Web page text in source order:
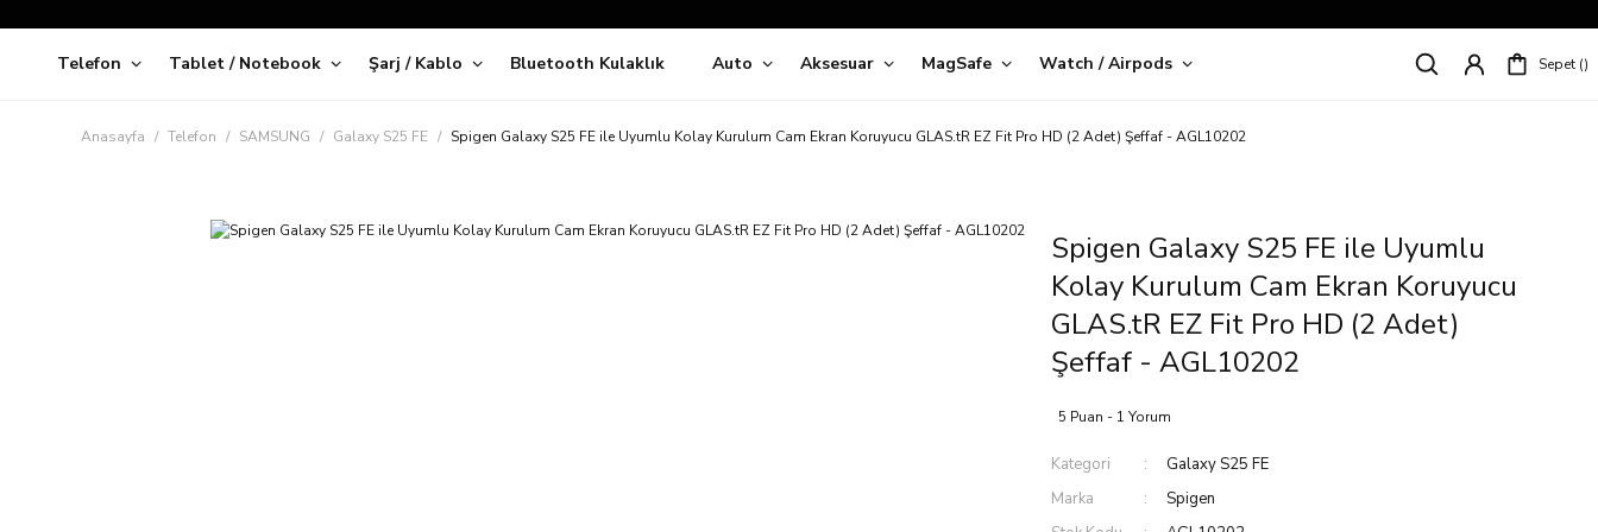
Siparişleriniz
5 İş Günü İçerisinde Kargoda!
Kapıda Ödeme Kolaylığı, Kredi Kartı ile Taksitli Hızlı ve Güvenli Alışveriş!
Süper İndirimli Fiyatlar
Telefon Tablet / Notebook Şarj / Kablo Bluetooth Kulaklık Auto Aksesuar MagSafe Watch / Airpods Sepet
Anasayfa Telefon SAMSUNG Galaxy S25 FE Spigen Galaxy S25 FE ile Uyumlu Kolay Kurulum Cam Ekran Koruyucu GLAS.tR EZ Fit Pro HD (2 Adet) Şeffaf - AGL10202
Spigen Galaxy S25 FE ile Uyumlu
Kolay Kurulum Cam Ekran Koruyucu
GLAS.tR EZ Fit Pro HD (2 Adet)
Şeffaf - AGL10202
5 Puan - 1 Yorum
Kategori
Galaxy S25 FE
Marka
Spigen